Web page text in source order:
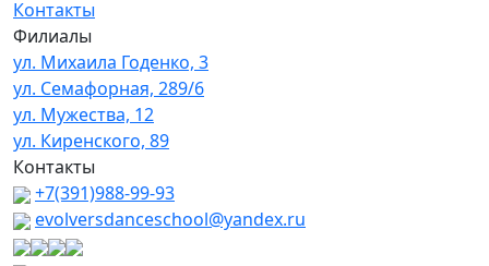
Контакты
Филиалы
ул. Михаила Годенко, 3
ул. Семафорная, 289/6
ул. Мужества, 12
ул. Киренского, 89
Контакты
+7(391)988-99-93
evolversdanceschool@yandex.ru